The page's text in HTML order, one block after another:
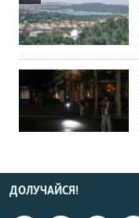
ДОЛУЧАЙСЯ!